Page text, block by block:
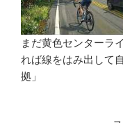
まだ黄色センターラ
れば線をはみ出して
拠」